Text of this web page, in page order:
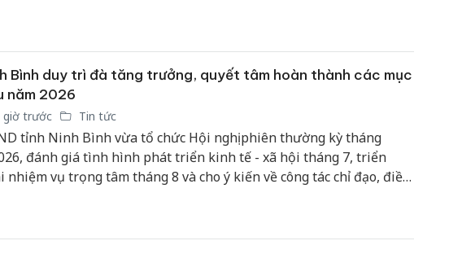
Bình duy trì đà tăng trưởng, quyết tâm hoàn thành các mục
năm 2026
giờ trước Tin tức
tỉnh Ninh Bình vừa tổ chức Hội nghị phiên thường kỳ tháng
đánh giá tình hình phát triển kinh tế - xã hội tháng 7, triển
nhiệm vụ trọng tâm tháng 8 và cho ý kiến về công tác chỉ đạo, điều